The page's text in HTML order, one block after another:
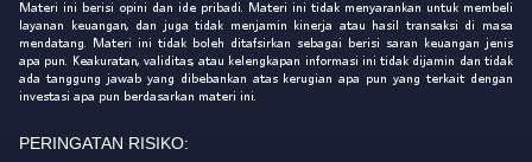
Materi ini berisi opini dan ide pribadi. Materi ini tidak menyarankan untuk membeli
layanan keuangan, dan juga tidak menjamin kinerja atau hasil transaksi di masa
mendatang. Materi ini tidak boleh ditafsirkan sebagai berisi saran keuangan jenis
apa pun. Keakuratan, validitas, atau kelengkapan informasi ini tidak dijamin dan tidak
ada tanggung jawab yang dibebankan atas kerugian apa pun yang terkait dengan
investasi apa pun berdasarkan materi ini.
PERINGATAN RISIKO: